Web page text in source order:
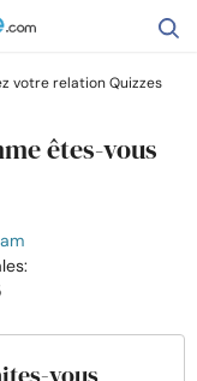
votre relation Quizzes
êtes-vous